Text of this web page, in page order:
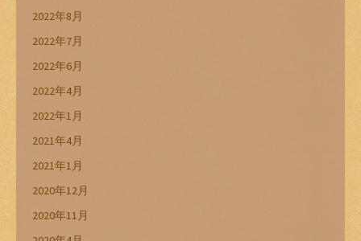
2022年8月
2022年7月
2022年6月
2022年4月
2022年1月
2021年4月
2021年1月
2020年12月
2020年11月